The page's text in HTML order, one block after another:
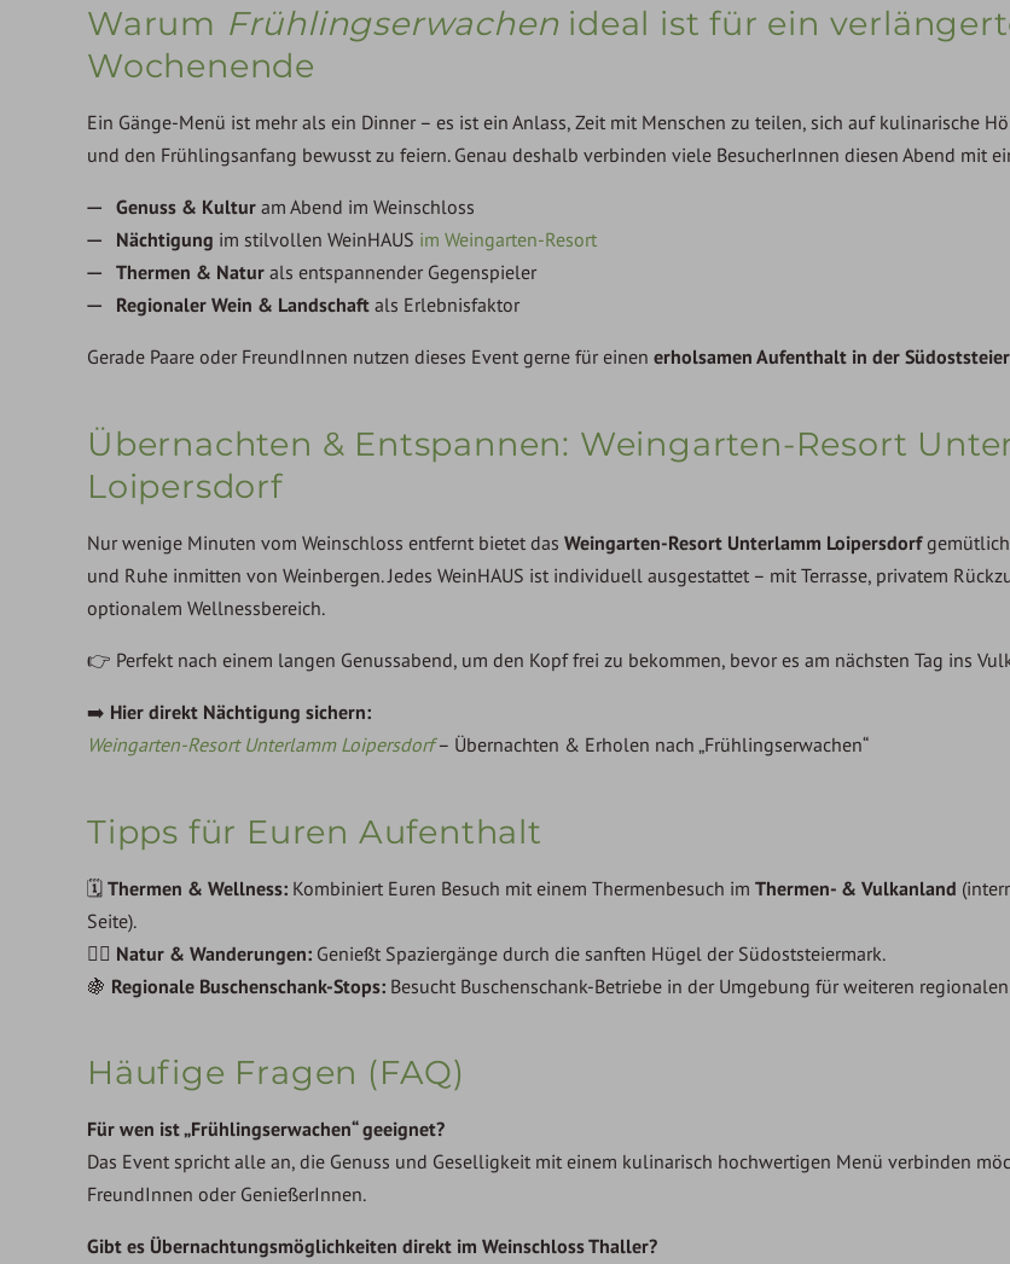
Warum Frühlingserwachen ideal ist für ein
Wochenende
Ein Gänge-Menü ist mehr als ein Dinner – es ist ein Anlass, Zeit mit Menschen zu teilen, sich auf kulinarische
und den Frühlingsanfang bewusst zu feiern. Genau deshalb verbinden viele BesucherInnen diesen Abend mit
Genuss & Kultur am Abend im Weinschloss
Nächtigung im stilvollen WeinHAUS im Weingarten-Resort
Thermen & Natur als entspannender Gegenspieler
Regionaler Wein & Landschaft als Erlebnisfaktor
Gerade Paare oder FreundInnen nutzen dieses Event gerne für einen erholsamen Aufenthalt in der
Übernachten & Entspannen: Weingarten-Resort
Loipersdorf
Nur wenige Minuten vom Weinschloss entfernt bietet das Weingarten-Resort Unterlamm Loipersdorf
und Ruhe inmitten von Weinbergen. Jedes WeinHAUS ist individuell ausgestattet – mit Terrasse, privatem
optionalem Wellnessbereich.
👉 Perfekt nach einem langen Genussabend, um den Kopf frei zu bekommen, bevor es am nächsten Tag ins
➡️ Hier direkt Nächtigung sichern:
Weingarten-Resort Unterlamm Loipersdorf– Übernachten & Erholen nach „Frühlingserwachen“
Tipps für Euren Aufenthalt
🗓 Thermen & Wellness: Kombiniert Euren Besuch mit einem Thermenbesuch im Thermen- & Vulkanland
Seite).
🚶‍♂️ Natur & Wanderungen: Genießt Spaziergänge durch die sanften Hügel der Südoststeiermark.
🍇 Regionale Buschenschank-Stops: Besucht Buschenschank-Betriebe in der Umgebung für weiteren regionalen
Häufige Fragen (FAQ)
Für wen ist „Frühlingserwachen“ geeignet?
Das Event spricht alle an, die Genuss und Geselligkeit mit einem kulinarisch hochwertigen Menü verbinden
FreundInnen oder GenießerInnen.
Gibt es Übernachtungsmöglichkeiten direkt im Weinschloss Thaller?